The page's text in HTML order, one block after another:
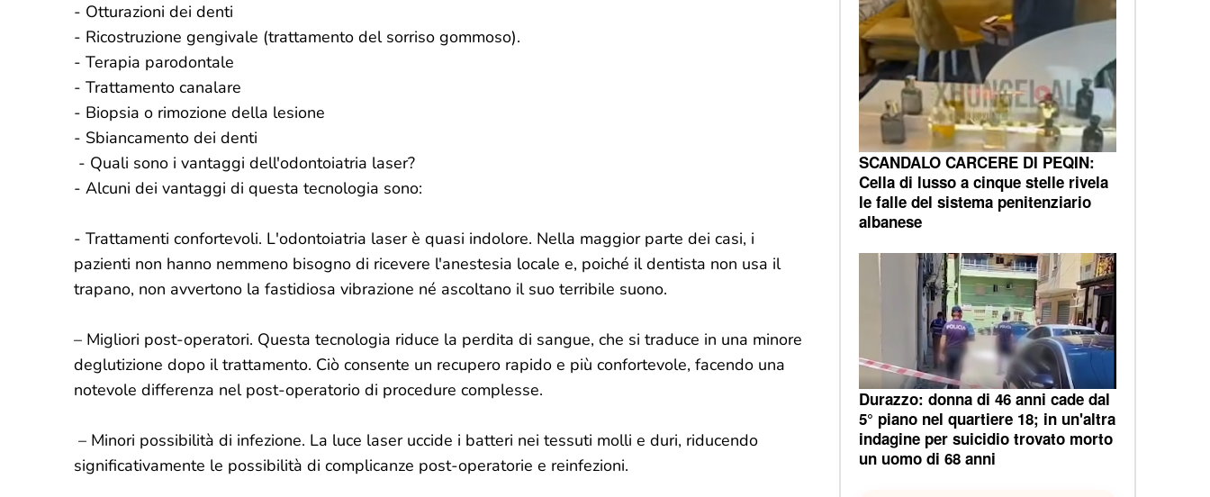
- Otturazioni dei denti
- Ricostruzione gengivale (trattamento del sorriso gommoso).
- Terapia parodontale
- Trattamento canalare
- Biopsia o rimozione della lesione
- Sbiancamento dei denti
- Quali sono i vantaggi dell'odontoiatria laser?
- Alcuni dei vantaggi di questa tecnologia sono:
- Trattamenti confortevoli. L'odontoiatria laser è quasi indolore. Nella maggior parte dei casi, i
pazienti non hanno nemmeno bisogno di ricevere l'anestesia locale e, poiché il dentista non usa il
trapano, non avvertono la fastidiosa vibrazione né ascoltano il suo terribile suono.
– Migliori post-operatori. Questa tecnologia riduce la perdita di sangue, che si traduce in una minore
deglutizione dopo il trattamento. Ciò consente un recupero rapido e più confortevole, facendo una
notevole differenza nel post-operatorio di procedure complesse.
– Minori possibilità di infezione. La luce laser uccide i batteri nei tessuti molli e duri, riducendo
significativamente le possibilità di complicanze post-operatorie e reinfezioni.
SCANDALO CARCERE DI PEQIN:
Cella di lusso a cinque stelle rivela
le falle del sistema penitenziario
albanese
Durazzo: donna di 46 anni cade dal
5° piano nel quartiere 18; in un'altra
indagine per suicidio trovato morto
un uomo di 68 anni